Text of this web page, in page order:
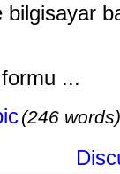
...
(246